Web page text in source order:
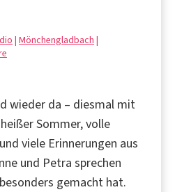
| Mönchengladbach |
wieder da – diesmal mit
Sommer, volle
viele Erinnerungen aus
und Petra sprechen
gemacht hat.